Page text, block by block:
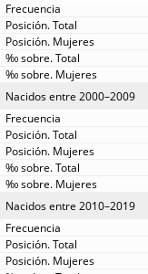
Nacidos entre 2000–2009
Nacidos entre 2010–2019